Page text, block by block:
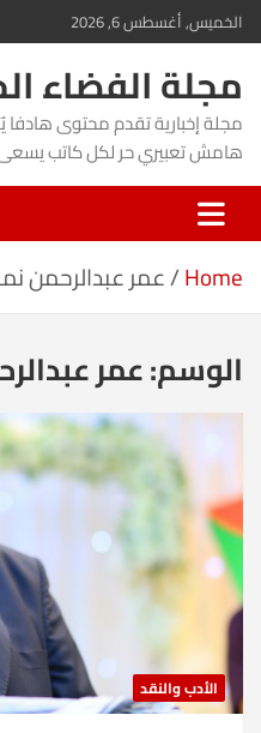
Skip
to
content
الخميس, أغسطس 6, 2026
مجلة الفضاء
مجلة إخبارية تقدم محتوى هادفا
هامش تعبيري حر لكل كاتب يسعى
Home عمر عبدالرحمن
الوسم:عمر
الأدب والنقد